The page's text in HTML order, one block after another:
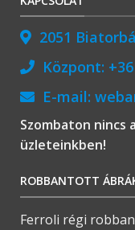
2051
Központ:
E-mail:
Szombaton nincs
üzleteinkben!
ROBBANTOTT
Ferroli régi